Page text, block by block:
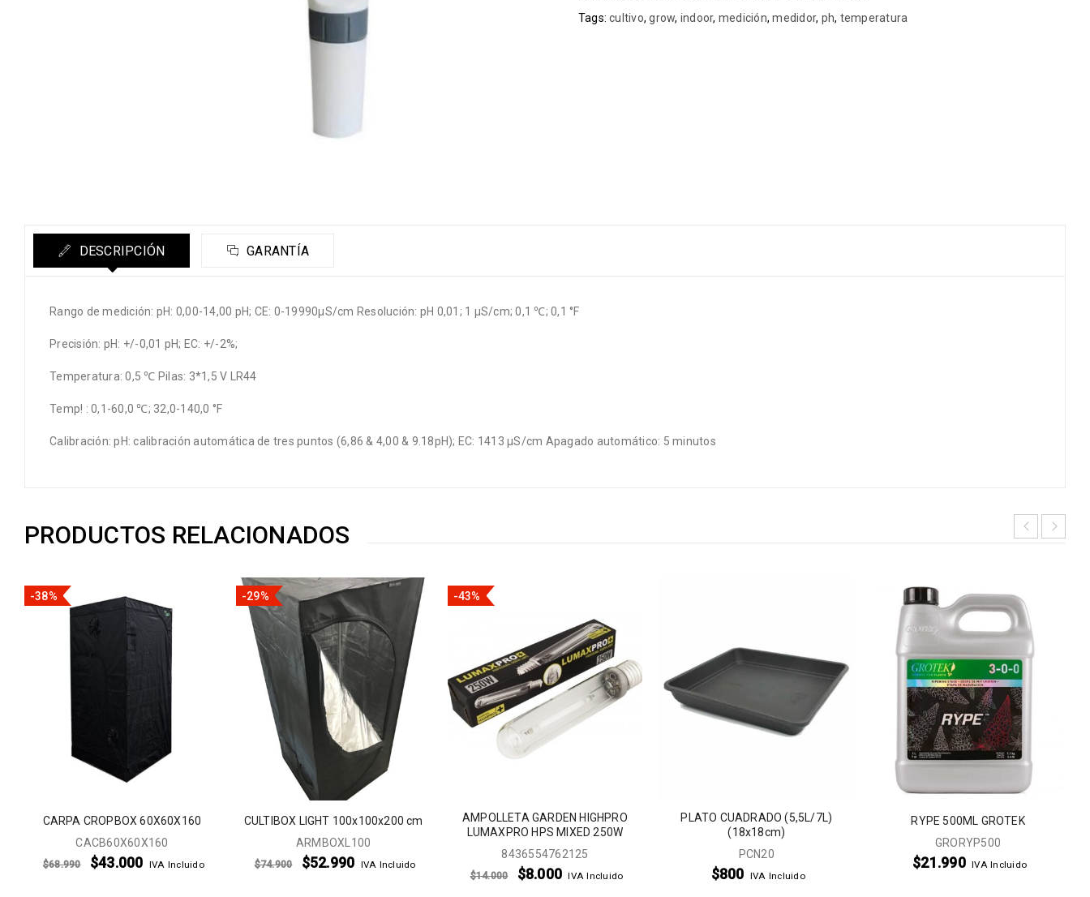
Tags: cultivo,grow, indoor, medición,medidor, ph, temperatura
DESCRIPCIÓN GARANTÍA
Rango de medición: pH: 0,00-14,00 pH; CE: 0-19990μS/cm Resolución: pH 0,01; 1 μS/cm; 0,1 ℃; 0,1 °F
Precisión: pH: +/-0,01 pH; EC: +/-2%;
Temperatura: 0,5 ℃ Pilas: 3*1,5 V LR44
Temp! : 0,1-60,0 ℃; 32,0-140,0 °F
Calibración: pH: calibración automática de tres puntos (6,86 & 4,00 & 9.18pH); EC: 1413 μS/cm Apagado automático: 5 minutos
PRODUCTOS RELACIONADOS
-38%
CARPA CROPBOX 60X60X160
CACB60X60X160
$68.990 $43.000 IVA Incluido
-29%
CULTIBOX LIGHT 100x100x200 cm
ARMBOXL100
$74.900 $52.990 IVA Incluido
-43%
AMPOLLETA GARDEN HIGHPRO
LUMAXPRO HPS MIXED 250W
8436554762125
$14.000 $8.000 IVA Incluido
PLATO CUADRADO (5,5L/7L)
(18x18cm)
PCN20
$800 IVA Incluido
RYPE 500ML GROTEK
GRORYP500
$21.990 IVA Incluido